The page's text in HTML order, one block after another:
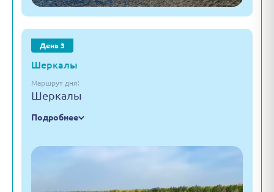
День 3
Шеркалы
Маршрут дня:
Шеркалы
Подробнее